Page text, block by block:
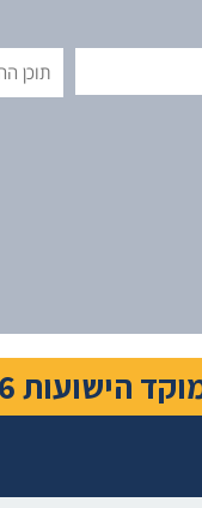
תוכן
ההודעה
1800-860-866